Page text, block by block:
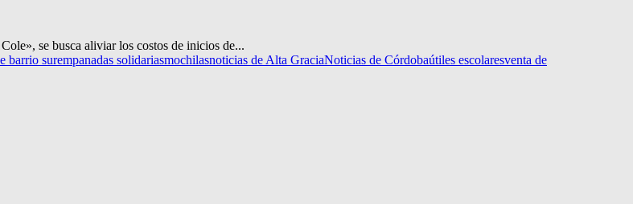
se busca aliviar los costos de inicios de...
barrio surempanadas solidariasmochilasnoticias de Alta GraciaNoticias de Córdobaútiles escolaresventa de